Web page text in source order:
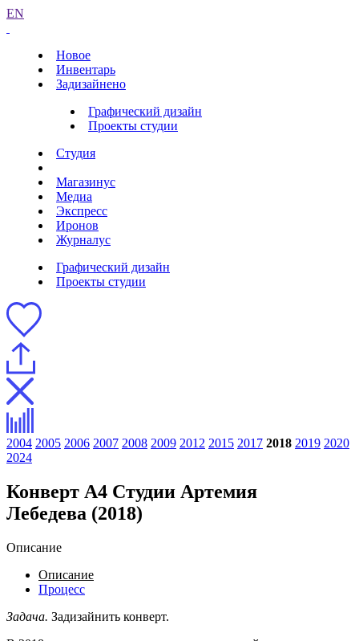
EN
Новое
Инвентарь
Задизайнено
Графический дизайн
Проекты студии
Студия
Магазинус
Медиа
Экспресс
Иронов
Журналус
Графический дизайн
Проекты студии
2004 2005 2006 2007 2008 2009 2012 2015 2017 2018 2019 2020
2024
Конверт А4 Студии Артемия
Лебедева (2018)
Описание
Описание
Процесс
Задача. Задизайнить конверт.